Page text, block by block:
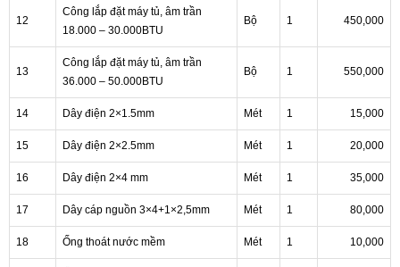
12
Công lắp đặt máy tủ, âm trần
18.000 – 30.000BTU
Bộ 1 450,000
13
Công lắp đặt máy tủ, âm trần
36.000 – 50.000BTU
Bộ 1 550,000
14 Dây điện 2×1.5mm Mét 1 15,000
15 Dây điện 2×2.5mm Mét 1 20,000
16 Dây điện 2×4 mm Mét 1 35,000
17 Dây cáp nguồn 3×4+1×2,5mm Mét 1 80,000
18 Ống thoát nước mềm Mét 1 10,000